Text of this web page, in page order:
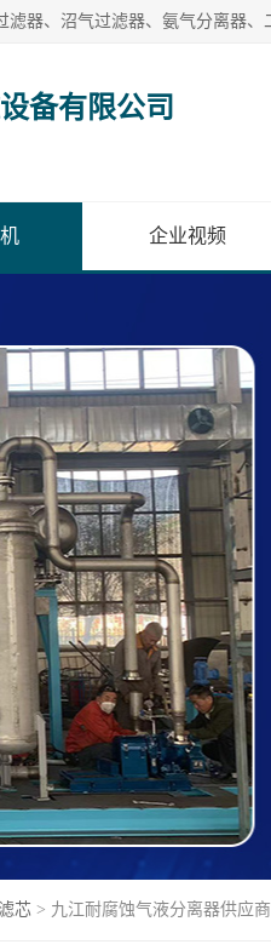
备有限公司
企业视频
芯 > 九江耐腐蚀气液分离器供应商